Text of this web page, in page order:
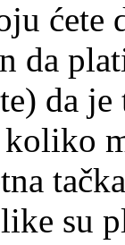
ćete
da
da
koliko
su